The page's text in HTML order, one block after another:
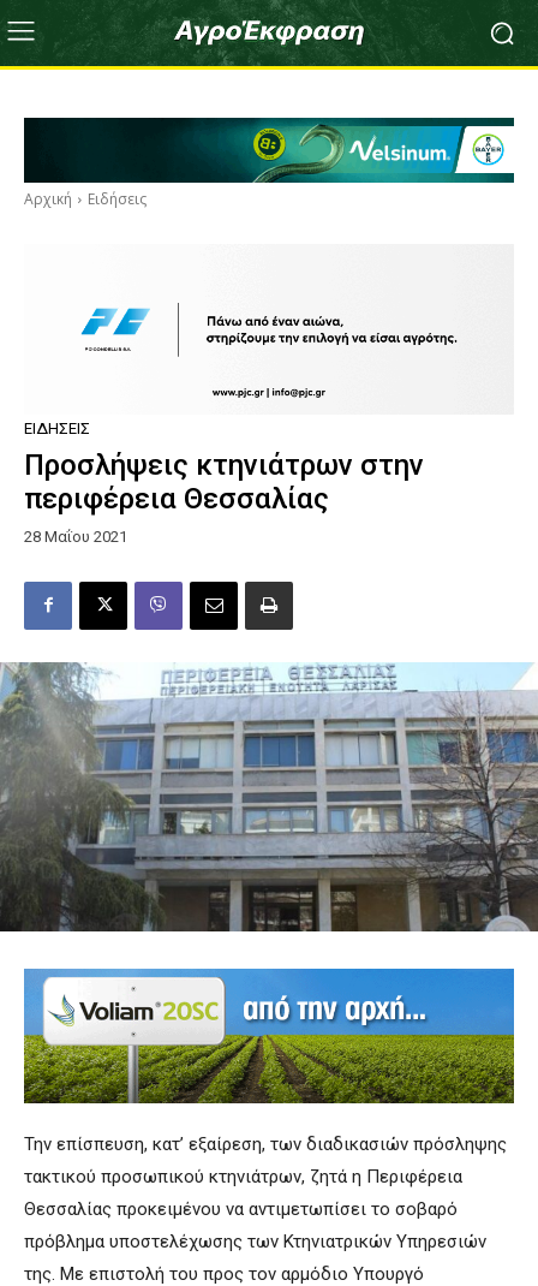
Αρχική Ειδήσεις
ΕΙΔΉΣΕΙΣ
Προσλήψεις κτηνιάτρων στην
περιφέρεια Θεσσαλίας
28 Μαΐου 2021
Την επίσπευση, κατ’ εξαίρεση, των διαδικασιών πρόσληψης
τακτικού προσωπικού κτηνιάτρων, ζητά η Περιφέρεια
Θεσσαλίας προκειμένου να αντιμετωπίσει το σοβαρό
πρόβλημα υποστελέχωσης των Κτηνιατρικών Υπηρεσιών
της. Με επιστολή του προς τον αρμόδιο Υπουργό